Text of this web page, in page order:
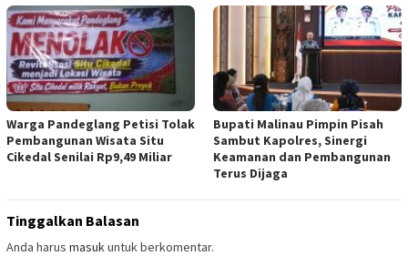
Warga Pandeglang Petisi Tolak
Pembangunan Wisata Situ
Cikedal Senilai Rp9,49 Miliar
Bupati Malinau Pimpin Pisah
Sambut Kapolres, Sinergi
Keamanan dan Pembangunan
Terus Dijaga
Tinggalkan Balasan
Anda harus masukuntuk berkomentar.